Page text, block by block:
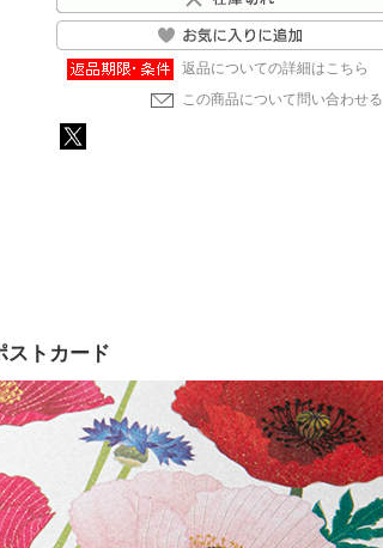
返品についての詳細はこちら
この商品について問い合わせる
ストカード